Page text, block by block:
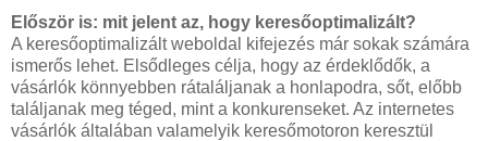
Először is: mit jelent az, hogy keresőoptimalizált?
A keresőoptimalizált weboldal kifejezés már sokak számára
ismerős lehet. Elsődleges célja, hogy az érdeklődők, a
vásárlók könnyebben rátaláljanak a honlapodra, sőt, előbb
találjanak meg téged, mint a konkurenseket. Az internetes
vásárlók általában valamelyik keresőmotoron keresztül